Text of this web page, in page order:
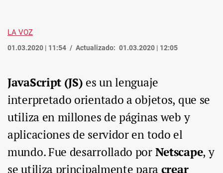
LA VOZ
01.03.2020 | 11:54 Actualizado: 01.03.2020 | 12:05
JavaScript (JS) es un lenguaje
interpretado orientado a objetos, que se
utiliza en millones de páginas web y
aplicaciones de servidor en todo el
mundo. Fue desarrollado porNetscape, y
se utiliza principalmente para crear